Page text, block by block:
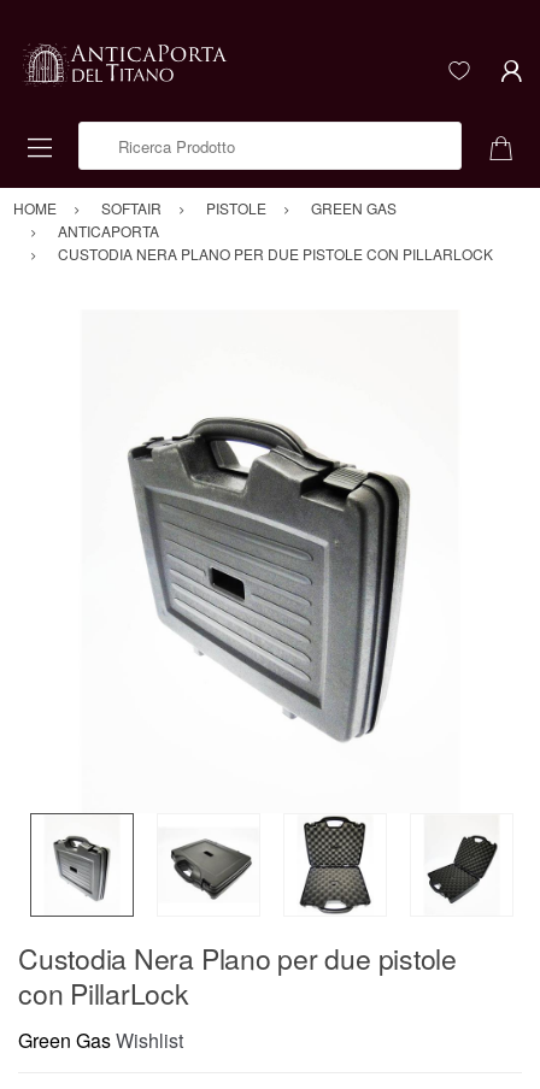
HOME SOFTAIR PISTOLE
GREEN GAS
ANTICAPORTA
CUSTODIA NERA PLANO PER DUE PISTOLE CON PILLARLOCK
Custodia Nera Plano per due pistole
con PillarLock
Green GasWishlist